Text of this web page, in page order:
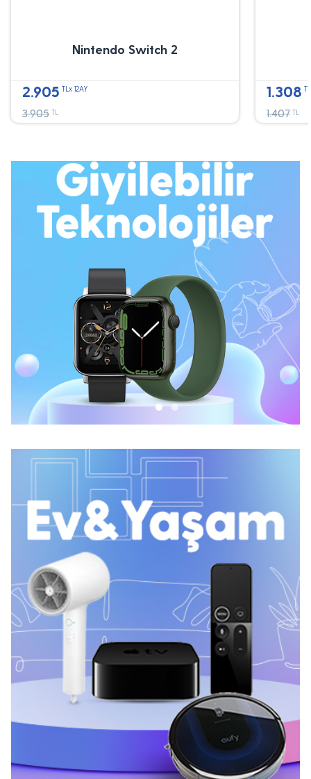
Nintendo Switch 2
2.905 TLx 12AY
3.905 TL
1.308
1.407 TL